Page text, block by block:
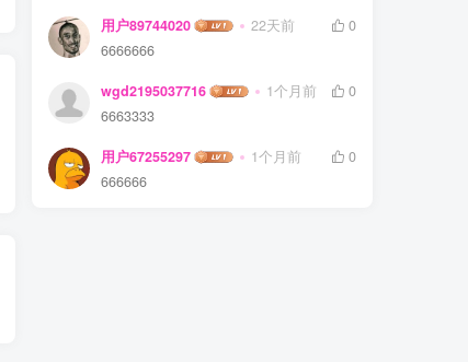
抖音千万级别粉丝【你的欲梦】直播真空露点视频
用户89744020 22天前
0
6666666
wgd2195037716 1个月前
0
6663333
用户67255297 1个月前
0
666666